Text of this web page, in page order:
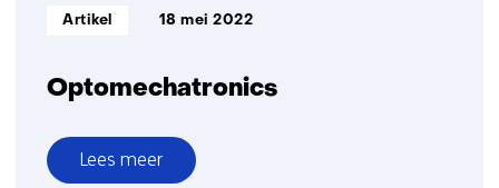
Optomechatronics
Informatietype:
Artikel 18 mei 2022
Lees meer